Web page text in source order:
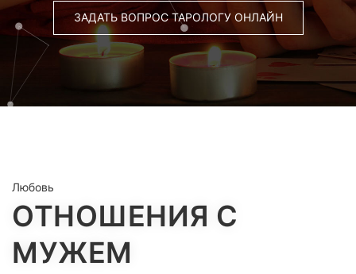
ЗАДАТЬ ВОПРОС ТАРОЛОГУ ОНЛАЙН
Любовь
ОТНОШЕНИЯ С
МУЖЕМ